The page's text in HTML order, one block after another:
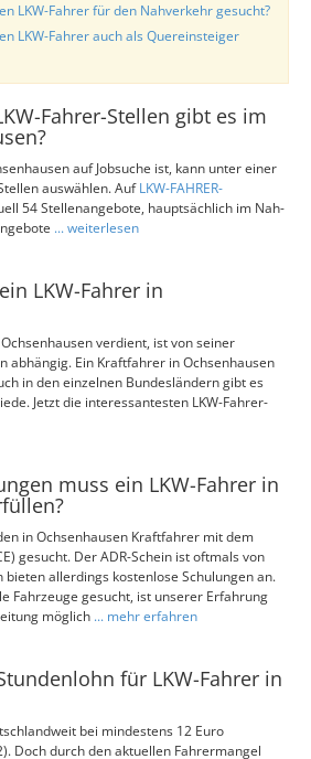
LKW-Fahrer für den Nahverkehr gesucht?
LKW-Fahrer auch als Quereinsteiger
Fahrer-Stellen gibt es im
auf Jobsuche ist, kann unter einer
auswählen. AufLKW-FAHRER-
54 Stellenangebote, hauptsächlich im Nah-
... weiterlesen
LKW-Fahrer in
verdient, ist von seiner
abhängig. Ein Kraftfahrer in Ochsenhausen
in den einzelnen Bundesländern gibt es
Jetzt die interessantesten LKW-Fahrer-
muss ein LKW-Fahrer in
in Ochsenhausen Kraftfahrer mit dem
gesucht. Der ADR-Schein ist oftmals von
allerdings kostenlose Schulungen an.
Fahrzeuge gesucht, ist unserer Erfahrung
möglich ... mehr erfahren
für LKW-Fahrer in
bei mindestens 12 Euro
Doch durch den aktuellen Fahrermangel